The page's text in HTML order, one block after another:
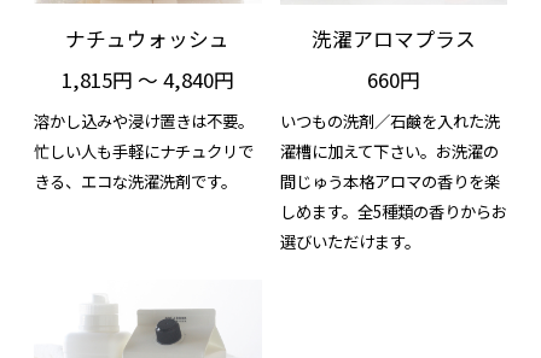
ナチュウォッシュ
1,815円 ～ 4,840円
溶かし込みや浸け置きは不要。
忙しい人も手軽にナチュクリで
きる、エコな洗濯洗剤です。
洗濯アロマプラス
660円
いつもの洗剤／石鹸を入れた洗
濯槽に加えて下さい。お洗濯の
間じゅう本格アロマの香りを楽
しめます。全5種類の香りからお
選びいただけます。